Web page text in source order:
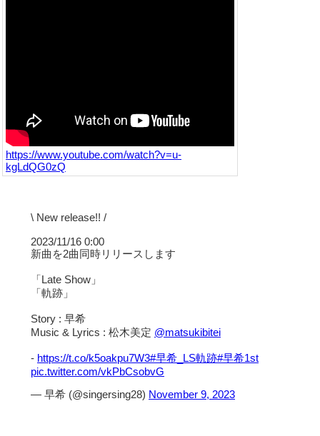
https://www.youtube.com/watch?v=u-
kgLdQG0zQ
\ New release!! /
2023/11/16 0:00
新曲を2曲同時リリースします
「Late Show」
「軌跡」
Story : 早希
Music & Lyrics : 松木美定 @matsukibitei
- https://t.co/k5oakpu7W3#早希_LS軌跡#早希1st
pic.twitter.com/vkPbCsobvG
— 早希 (@singersing28) November 9, 2023